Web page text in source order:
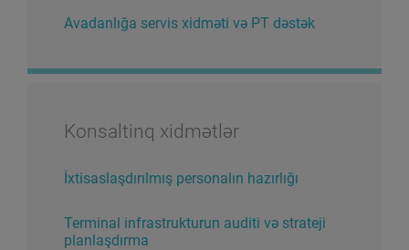
Avadanlığa servis xidməti və PT dəstək
Konsaltinq xidmətlər
İxtisaslaşdırılmış personalın hazırlığı
Terminal infrastrukturun auditi və strateji
planlaşdırma